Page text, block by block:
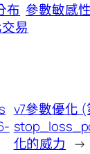
布 參數敏感
易
v7參數優化 (
化的威力 →